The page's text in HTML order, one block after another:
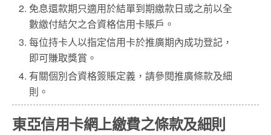
免息還款期只適用於結單到期繳款日或之前以全
數繳付結欠之合資格信用卡賬戶。
每位持卡人以指定信用卡於推廣期內成功登記，
即可賺取獎賞。
有關個別合資格簽賬定義，請參閱推廣條款及細
則。
東亞信用卡網上繳費之條款及細則